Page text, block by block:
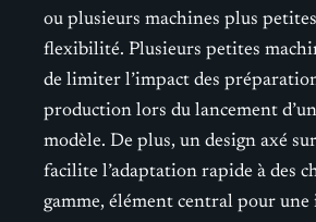
ou plusieurs machines plus
flexibilité. Plusieurs petites
de limiter l’impact des
production lors du lancement
modèle. De plus, un design axé
facilite l’adaptation rapide à des
gamme, élément central pour